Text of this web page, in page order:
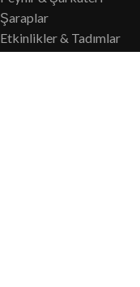
Şaraplar
Etkinlikler & Tadımlar